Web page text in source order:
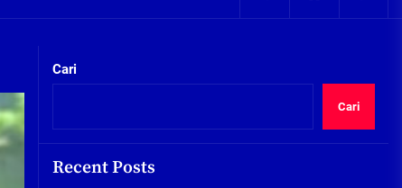
SDN Gilang II Tulangan
Cari
Cari
Recent Posts